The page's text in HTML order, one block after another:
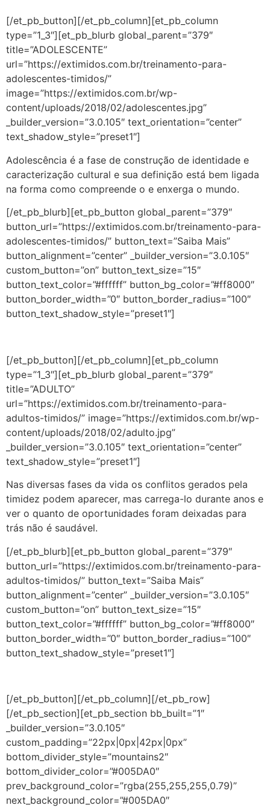
[/et_pb_button][/et_pb_column][et_pb_column
type=”1_3″][et_pb_blurb global_parent=”379″
title=”ADOLESCENTE”
url=”https://extimidos.com.br/treinamento-para-
adolescentes-timidos/”
image=”https://extimidos.com.br/wp-
content/uploads/2018/02/adolescentes.jpg”
_builder_version=”3.0.105″ text_orientation=”center”
text_shadow_style=”preset1″]
Adolescência é a fase de construção de identidade e
caracterização cultural e sua definição está bem ligada
na forma como compreende o e enxerga o mundo.
[/et_pb_blurb][et_pb_button global_parent=”379″
button_url=”https://extimidos.com.br/treinamento-para-
adolescentes-timidos/” button_text=”Saiba Mais”
button_alignment=”center” _builder_version=”3.0.105″
custom_button=”on” button_text_size=”15″
button_text_color=”#ffffff” button_bg_color=”#ff8000″
button_border_width=”0″ button_border_radius=”100″
button_text_shadow_style=”preset1″]
[/et_pb_button][/et_pb_column][et_pb_column
type=”1_3″][et_pb_blurb global_parent=”379″
title=”ADULTO”
url=”https://extimidos.com.br/treinamento-para-
adultos-timidos/” image=”https://extimidos.com.br/wp-
content/uploads/2018/02/adulto.jpg”
_builder_version=”3.0.105″ text_orientation=”center”
text_shadow_style=”preset1″]
Nas diversas fases da vida os conflitos gerados pela
timidez podem aparecer, mas carrega-lo durante anos e
ver o quanto de oportunidades foram deixadas para
trás não é saudável.
[/et_pb_blurb][et_pb_button global_parent=”379″
button_url=”https://extimidos.com.br/treinamento-para-
adultos-timidos/” button_text=”Saiba Mais”
button_alignment=”center” _builder_version=”3.0.105″
custom_button=”on” button_text_size=”15″
button_text_color=”#ffffff” button_bg_color=”#ff8000″
button_border_width=”0″ button_border_radius=”100″
button_text_shadow_style=”preset1″]
[/et_pb_button][/et_pb_column][/et_pb_row]
[/et_pb_section][et_pb_section bb_built=”1″
_builder_version=”3.0.105″
custom_padding=”22px|0px|42px|0px”
bottom_divider_style=”mountains2″
bottom_divider_color=”#005DA0″
prev_background_color=”rgba(255,255,255,0.79)”
next_background_color=”#005DA0″